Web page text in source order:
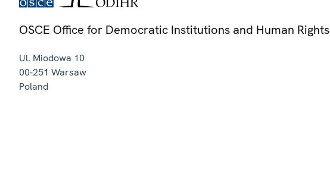
OSCE Office for Democratic Institutions and Human Rights
Ul. Miodowa 10
00-251 Warsaw
Poland